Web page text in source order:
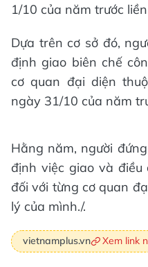
1/10 của năm trước
Dựa trên cơ sở đó,
định giao biên chế
cơ quan đại diện
ngày 31/10 của năm
Hằng năm, người
định việc giao và điều
đối với từng cơ quan
lý của mình./.
vietnamplus.vn Xem link